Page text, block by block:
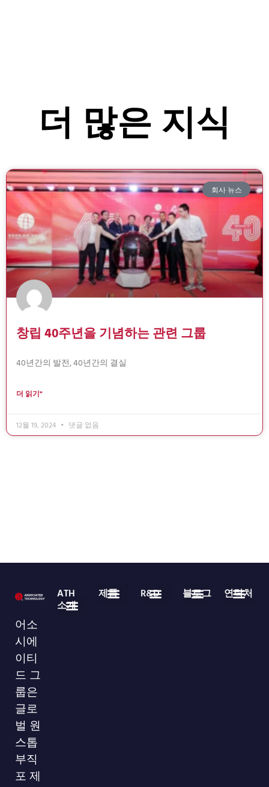
더 많은 지식
회사 뉴스
창립 40주년을 기념하는 관련 그룹
40년간의 발전, 40년간의 결실
더 읽기"
12월 19, 2024 댓글 없음
어소
시에
이티
드 그
룹은
글로
벌 원
스톱
부직
포 제
ATH
소개
제품 R&D 블로그 연락처